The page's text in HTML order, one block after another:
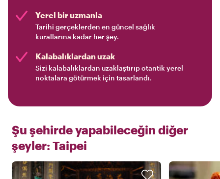
Yerel bir uzmanla
Tarihi gerçeklerden en güncel sağlık
kurallarına kadar her şey.
Kalabalıklardan uzak
Sizi kalabalıklardan uzaklaştırıp otantik yerel
noktalara götürmek için tasarlandı.
Şu şehirde yapabileceğin diğer
şeyler: Taipei